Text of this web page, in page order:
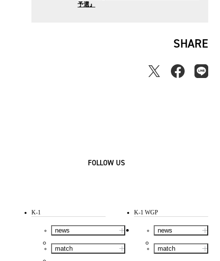
予選』
SHARE
FOLLOW US
K-1
news
match
K-1 WGP
news
match